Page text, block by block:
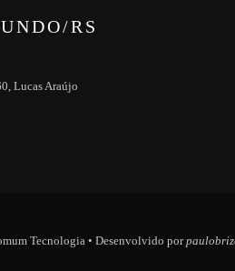
RS
Lucas Araújo
Tecnologia • Desenvolvido por